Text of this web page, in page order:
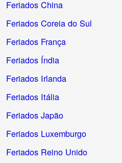
Feriados China
Feriados Coreia do Sul
Feriados França
Feriados Índia
Feriados Irlanda
Feriados Itália
Feriados Japão
Feriados Luxemburgo
Feriados Reino Unido